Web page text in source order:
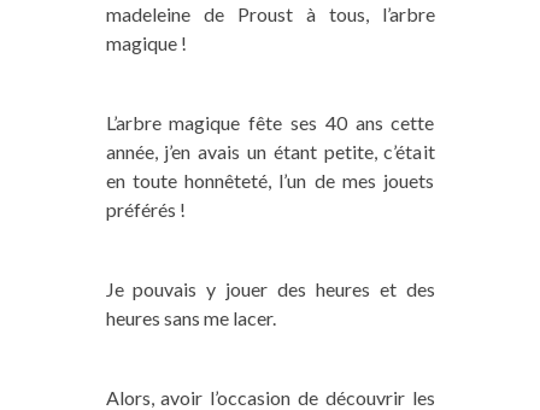
madeleine de Proust à tous, l’arbre
magique !
L’arbre magique fête ses 40 ans cette
année, j’en avais un étant petite, c’était
en toute honnêteté, l’un de mes jouets
préférés !
Je pouvais y jouer des heures et des
heures sans me lacer.
Alors, avoir l’occasion de découvrir les